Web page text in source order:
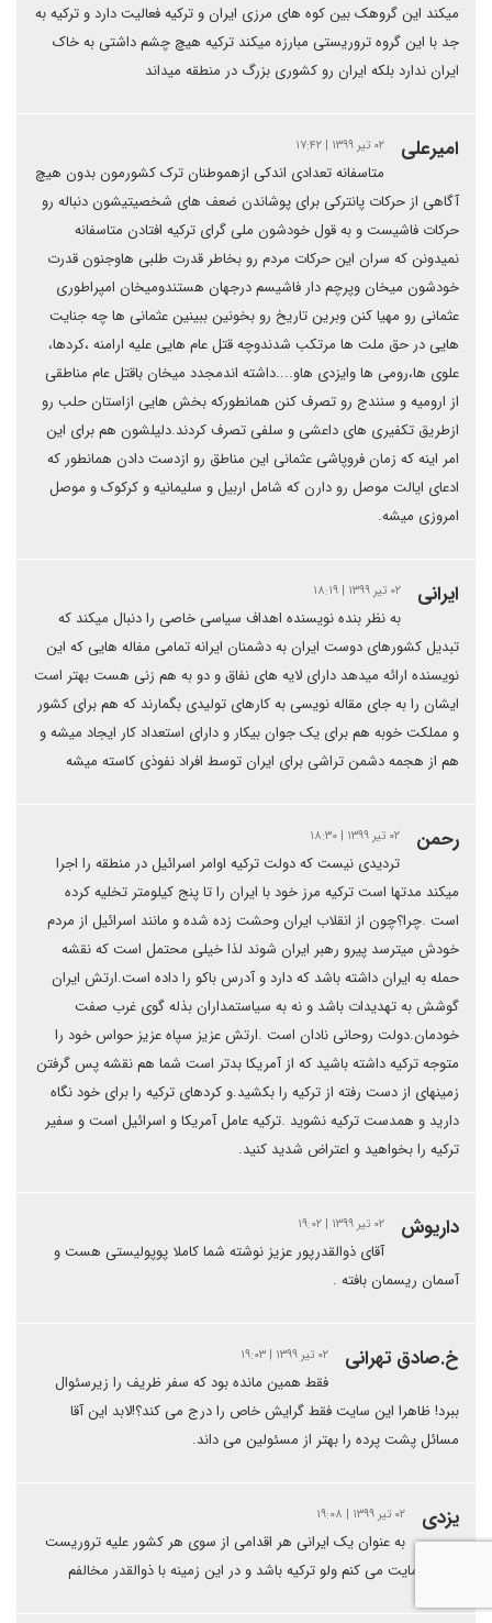
میکند این گروهک بین کوه های مرزی ایران و ترکیه فعالیت دارد و ترکیه به
جد با این گروه تروریستی مبارزه میکند ترکیه هیچ چشم داشتی به خاک
ایران ندارد بلکه ایران رو کشوری بزرگ در منطقه میداند
امیرعلی ۰۲ تیر ۱۳۹۹ | ۱۷:۴۲
متاسفانه تعدادی اندکی ازهموطنان ترک کشورمون بدون هیچ
آگاهی از حرکات پانترکی برای پوشاندن ضعف های شخصیتیشون دنباله رو
حرکات فاشیست و به قول خودشون ملی گرای ترکیه افتادن متاسفانه
نمیدونن که سران این حرکات مردم رو بخاطر قدرت طلبی هاوجنون قدرت
خودشون میخان وپرچم دار فاشیسم درجهان هستندومیخان امپراطوری
عثمانی رو مهیا کنن وبرین تاریخ رو بخونین ببینین عثمانی ها چه جنایت
هایی در حق ملت ها مرتکب شدندوچه قتل عام هایی علیه ارامنه ،کردها،
علوی ها،رومی ها وایزدی هاو....داشته اندمجدد میخان باقتل عام مناطقی
از ارومیه و سنندج رو تصرف کنن همانطورکه بخش هایی ازاستان حلب رو
ازطریق تکفیری های داعشی و سلفی تصرف کردند.دلیلشون هم برای این
امر اینه که زمان فروپاشی عثمانی این مناطق رو ازدست دادن همانطور که
ادعای ایالت موصل رو دارن که شامل اربیل و سلیمانیه و کرکوک و موصل
امروزی میشه.
ایرانی ۰۲ تیر ۱۳۹۹ | ۱۸:۱۹
به نظر بنده نویسنده اهداف سیاسی خاصی را دنبال میکند که
تبدیل کشورهای دوست ایران به دشمنان ایرانه تمامی مفاله هایی که این
نویسنده ارائه میدهد دارای لایه های نفاق و دو به هم زنی هست بهتر است
ایشان را به جای مقاله نویسی به کارهای تولیدی بگمارند که هم برای کشور
و مملکت خوبه هم برای یک جوان بیکار و دارای استعداد کار ایجاد میشه و
هم از هجمه دشمن تراشی برای ایران توسط افراد نفوذی کاسته میشه
رحمن ۰۲ تیر ۱۳۹۹ | ۱۸:۳۰
تردیدی نیست که دولت ترکیه اوامر اسرائیل در منطقه را اجرا
میکند مدتها است ترکیه مرز خود با ایران را تا پنج کیلومتر تخلیه کرده
است .چرا؟چون از انقلاب ایران وحشت زده شده و مانند اسرائیل از مردم
خودش میترسد پیرو رهبر ایران شوند لذا خیلی محتمل است که نقشه
حمله به ایران داشته باشد که دارد و آدرس باکو را داده است.ارتش ایران
گوشش به تهدیدات باشد و نه به سیاستمداران بذله گوی غرب صفت
خودمان.دولت روحانی نادان است .ارتش عزیز سپاه عزیز حواس خود را
متوجه ترکیه داشته باشید که از آمریکا بدتر است شما هم نقشه پس گرفتن
زمینهای از دست رفته از ترکیه را بکشید.و کردهای ترکیه را برای خود نگاه
دارید و همدست ترکیه نشوید .ترکیه عامل آمریکا و اسرائیل است و سفیر
ترکیه را بخواهید و اعتراض شدید کنید.
داریوش ۰۲ تیر ۱۳۹۹ | ۱۹:۰۲
آقای ذوالقدرپور عزیز نوشته شما کاملا پوپولیستی هست و
آسمان ریسمان بافته .
خ.صادق تهرانی ۰۲ تیر ۱۳۹۹ | ۱۹:۰۳
فقط همین مانده بود که سفر ظریف را زیرسئوال
ببرد! ظاهرا این سایت فقط گرایش خاص را درج می کند؟!لابد این آقا
مسائل پشت پرده را بهتر از مسئولین می داند.
یزدی ۰۲ تیر ۱۳۹۹ | ۱۹:۰۸
به عنوان یک ایرانی هر اقدامی از سوی هر کشور علیه تروریست
ها را حمایت می کنم ولو ترکیه باشد و در این زمینه با ذوالقدر مخالفم